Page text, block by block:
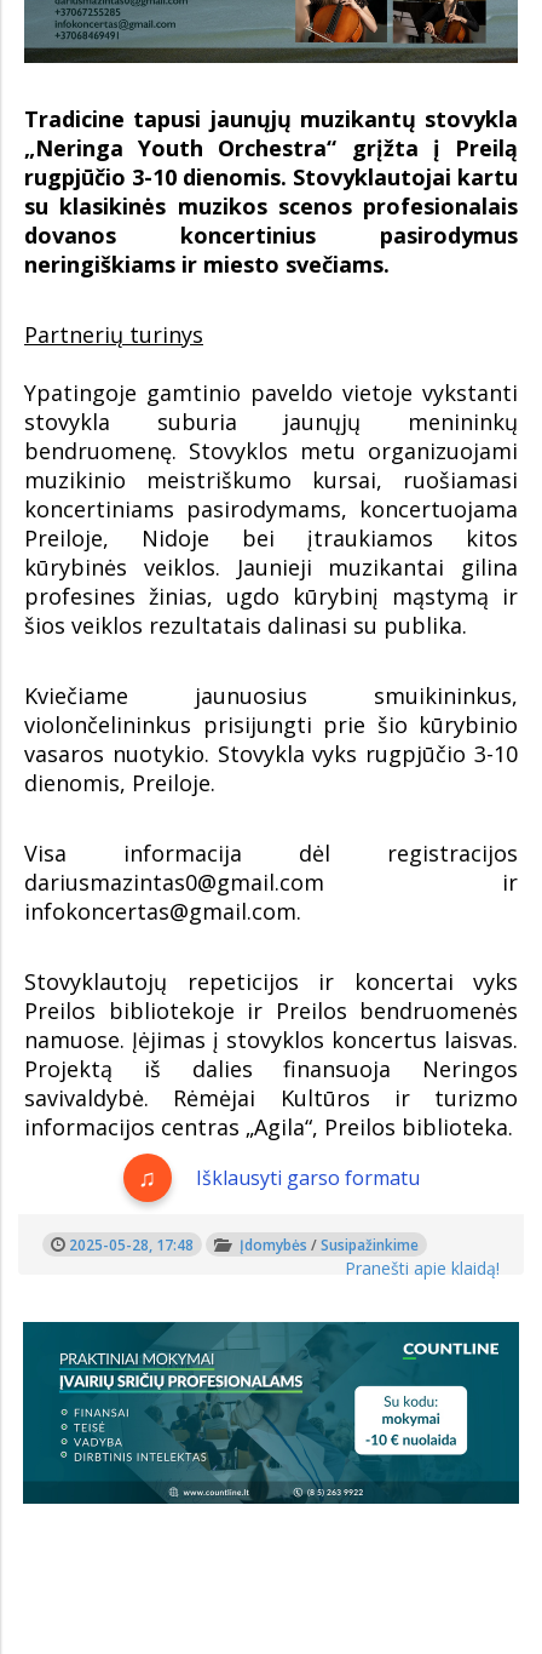
Tradicine tapusi jaunųjų muzikantų stovykla
„Neringa Youth Orchestra“ grįžta į Preilą
rugpjūčio 3-10 dienomis. Stovyklautojai kartu
su klasikinės muzikos scenos profesionalais
dovanos koncertinius pasirodymus
neringiškiams ir miesto svečiams.
Partnerių turinys
Ypatingoje gamtinio paveldo vietoje vykstanti
stovykla suburia jaunųjų menininkų
bendruomenę. Stovyklos metu organizuojami
muzikinio meistriškumo kursai, ruošiamasi
koncertiniams pasirodymams, koncertuojama
Preiloje, Nidoje bei įtraukiamos kitos
kūrybinės veiklos. Jaunieji muzikantai gilina
profesines žinias, ugdo kūrybinį mąstymą ir
šios veiklos rezultatais dalinasi su publika.
Kviečiame jaunuosius smuikininkus,
violončelininkus prisijungti prie šio kūrybinio
vasaros nuotykio. Stovykla vyks rugpjūčio 3-10
dienomis, Preiloje.
Visa informacija dėl registracijos
dariusmazintas0@gmail.com ir
infokoncertas@gmail.com.
Stovyklautojų repeticijos ir koncertai vyks
Preilos bibliotekoje ir Preilos bendruomenės
namuose. Įėjimas į stovyklos koncertus laisvas.
Projektą iš dalies finansuoja Neringos
savivaldybė. Rėmėjai Kultūros ir turizmo
informacijos centras „Agila“, Preilos biblioteka.
Išklausyti garso formatu
2025-05-28, 17:48 Įdomybės /Susipažinkime
Pranešti apie klaidą!